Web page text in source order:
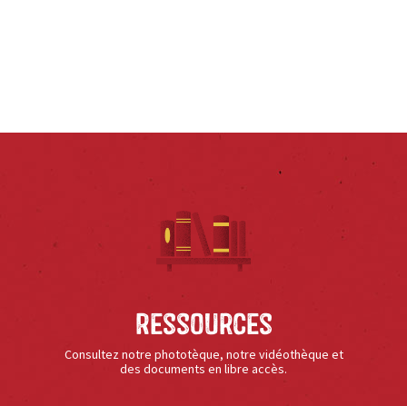
Ressources
Consultez notre phototèque, notre vidéothèque et
des documents en libre accès.